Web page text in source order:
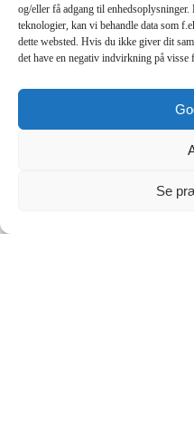
og/eller få adgang til
teknologier, kan vi behandle data som
dette websted. Hvis du ikke giver dit
det have en negativ indvirkning på visse
Se
Gratis